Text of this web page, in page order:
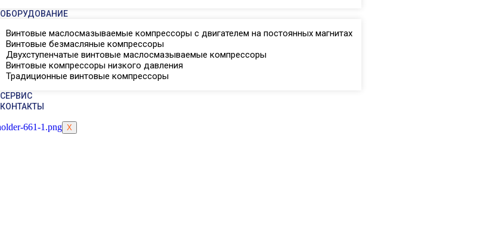
ОБОРУДОВАНИЕ
Винтовые маслосмазываемые компрессоры с двигателем на постоянных магнитах
Винтовые безмасляные компрессоры
Двухступенчатые винтовые маслосмазываемые компрессоры
Винтовые компрессоры низкого давления
Традиционные винтовые компрессоры
СЕРВИС
КОНТАКТЫ
X